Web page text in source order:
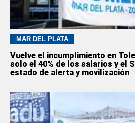
MAR DEL PLATA
Vuelve el incumplimiento en
solo el 40% de los salarios y el
estado de alerta y movilización